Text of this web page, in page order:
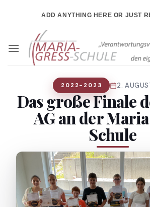
ADD ANYTHING HERE OR JUST
2022-2023 2.
Das große Finale
AG an der
Schule